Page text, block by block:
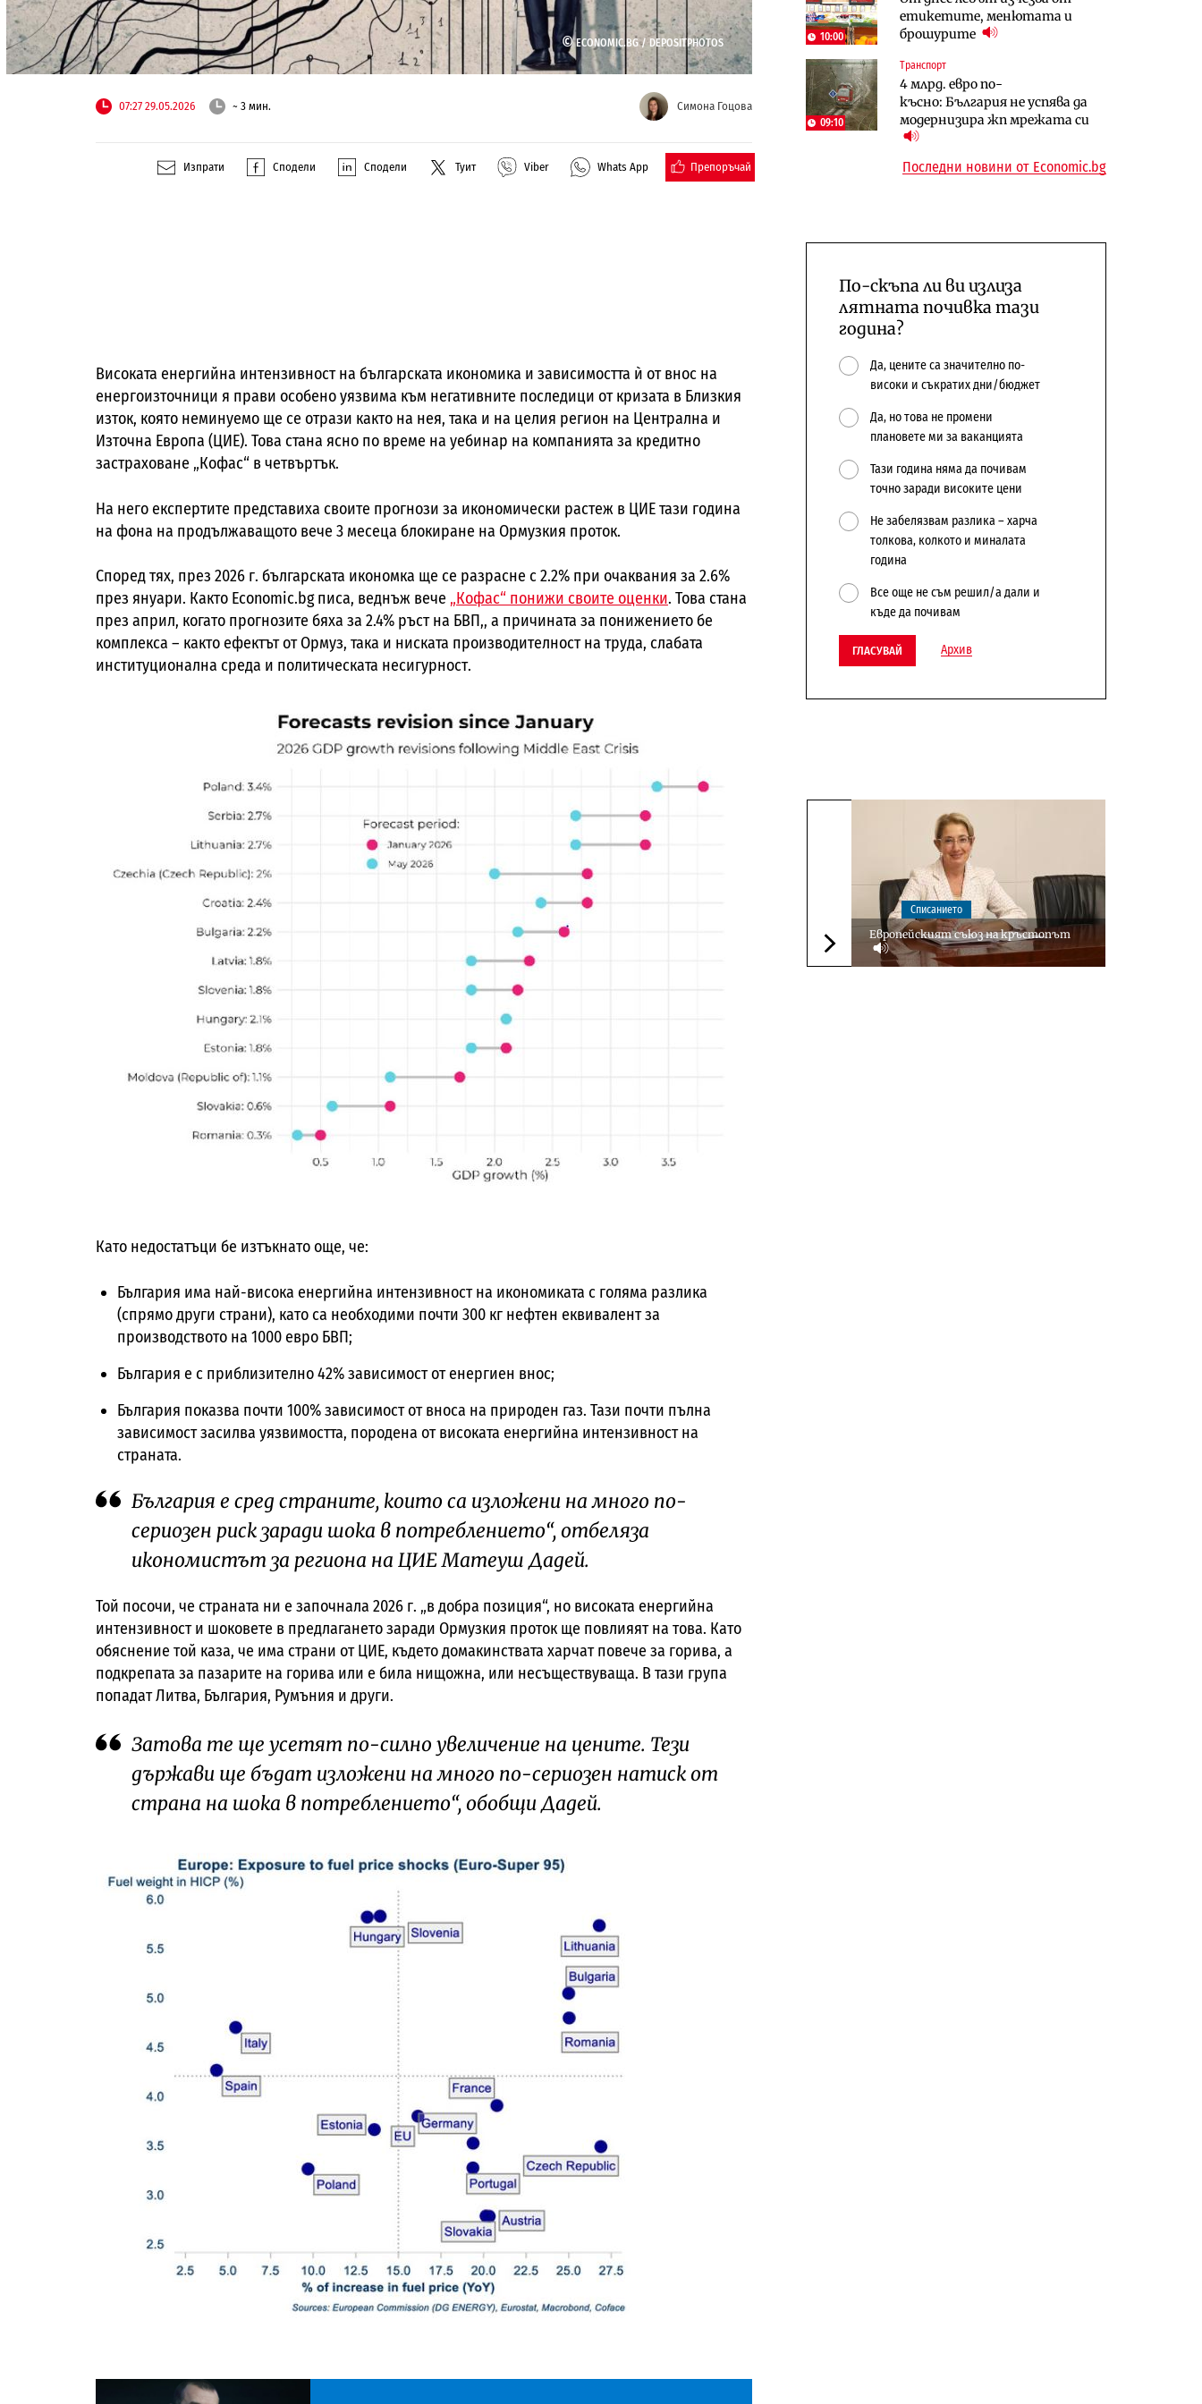
©ECONOMIC.BG / DEPOSITPHOTOS
07:27 29.05.2026 ~ 3 мин. Симона Гоцова
Изпрати Сподели Сподели Туит Viber Whats App Препоръчай
Високата енергийна интензивност на българската икономика и зависимостта ѝ от внос на
енергоизточници я прави особено уязвима към негативните последици от кризата в Близкия
изток, която неминуемо ще се отрази както на нея, така и на целия регион на Централна и
Източна Европа (ЦИЕ). Това стана ясно по време на уебинар на компанията за кредитно
застраховане „Кофас“ в четвъртък.
На него експертите представиха своите прогнози за икономически растеж в ЦИЕ тази година
на фона на продължаващото вече 3 месеца блокиране на Ормузкия проток.
Според тях, през 2026 г. българската икономка ще се разрасне с 2.2% при очаквания за 2.6%
през януари. Както Economic.bg писа, веднъж вече „Кофас“ понижи своите оценки. Това стана
през април, когато прогнозите бяха за 2.4% ръст на БВП,, а причината за понижението бе
комплекса – както ефектът от Ормуз, така и ниската производителност на труда, слабата
институционална среда и политическата несигурност.
Като недостатъци бе изтъкнато още, че:
България има най-висока енергийна интензивност на икономиката с голяма разлика
(спрямо други страни), като са необходими почти 300 кг нефтен еквивалент за
производството на 1000 евро БВП;
България е с приблизително 42% зависимост от енергиен внос;
България показва почти 100% зависимост от вноса на природен газ. Тази почти пълна
зависимост засилва уязвимостта, породена от високата енергийна интензивност на
страната.
България е сред страните, които са изложени на много по-
сериозен риск заради шока в потреблението“, отбеляза
икономистът за региона на ЦИЕ Матеуш Дадей.
Той посочи, че страната ни е започнала 2026 г. „в добра позиция“, но високата енергийна
интензивност и шоковете в предлагането заради Ормузкия проток ще повлияят на това. Като
обяснение той каза, че има страни от ЦИЕ, където домакинствата харчат повече за горива, а
подкрепата за пазарите на горива или е била нищожна, или несъществуваща. В тази група
попадат Литва, България, Румъния и други.
Затова те ще усетят по-силно увеличение на цените. Тези
държави ще бъдат изложени на много по-сериозен натиск от
страна на шока в потреблението“, обобщи Дадей.
10:00
етикетите, менютата и
брошурите
09:10
Транспорт
4 млрд. евро по-
късно: България не успява да
модернизира жп мрежата си
АЕЦ „Козлодуй“ ще работи
само още няколко седмици, ако
сушата продължи
център в Доброславци
Лекарствата за редки болести
попадат в капан на
обществените поръчки?
Последни новини от Economic.bg
По-скъпа ли ви излиза
лятната почивка тази
година?
Да, цените са значително по-
високи и съкратих дни/бюджет
Да, но това не промени
плановете ми за ваканцията
Тази година няма да почивам
точно заради високите цени
Не забелязвам разлика – харча
толкова, колкото и миналата
година
Все още не съм решил/а дали и
къде да почивам
ГЛАСУВАЙ Архив
Следваща новина
Списанието
Европейският съюз на кръстопът